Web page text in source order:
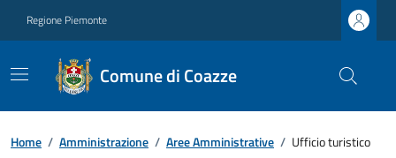
Regione Piemonte
Comune di Coazze
Home / Amministrazione / Aree Amministrative / Ufficio turistico